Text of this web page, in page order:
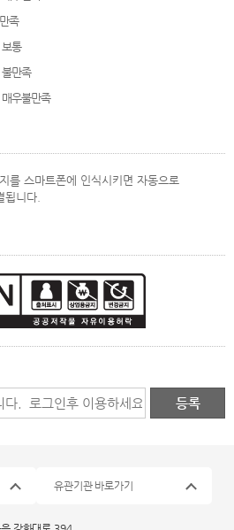
만족
보통
불만족
매우불만족
를 스마트폰에 인식시키면 자동으로
됩니다.
유관기관 바로가기